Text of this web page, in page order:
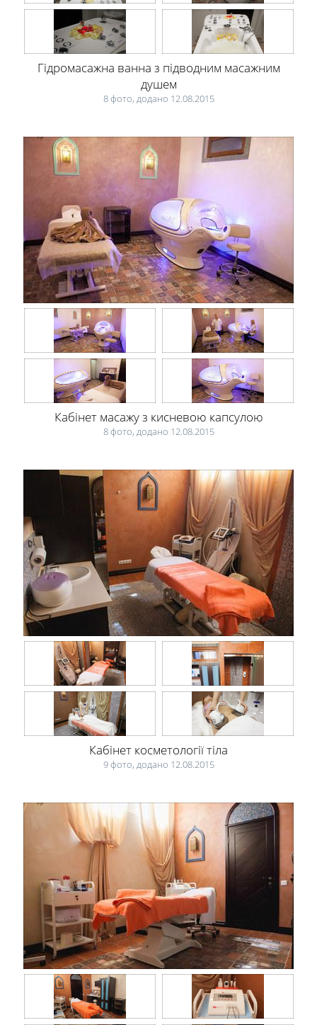
Гідромасажна ванна з підводним масажним
душем
8 фото, додано 12.08.2015
Кабінет масажу з кисневою капсулою
8 фото, додано 12.08.2015
Кабінет косметології тіла
9 фото, додано 12.08.2015